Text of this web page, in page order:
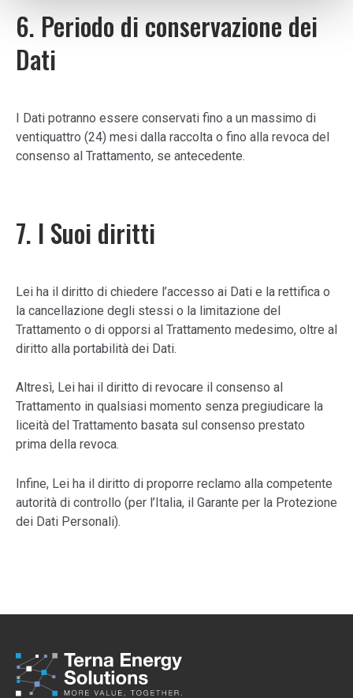
6. Periodo di conservazione dei
Dati
I Dati potranno essere conservati fino a un massimo di
ventiquattro (24) mesi dalla raccolta o fino alla revoca del
consenso al Trattamento, se antecedente.
7. I Suoi diritti
Lei ha il diritto di chiedere l’accesso ai Dati e la rettifica o
la cancellazione degli stessi o la limitazione del
Trattamento o di opporsi al Trattamento medesimo, oltre al
diritto alla portabilità dei Dati.
Altresì, Lei hai il diritto di revocare il consenso al
Trattamento in qualsiasi momento senza pregiudicare la
liceità del Trattamento basata sul consenso prestato
prima della revoca.
Infine, Lei ha il diritto di proporre reclamo alla competente
autorità di controllo (per l’Italia, il Garante per la Protezione
dei Dati Personali).